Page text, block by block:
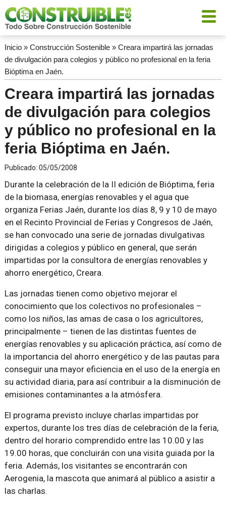
Inicio» Construcción Sostenible» Creara impartirá las jornadas
de divulgación para colegios y público no profesional en la feria
Bióptima en Jaén.
Creara impartirá las jornadas
de divulgación para colegios
y público no profesional en la
feria Bióptima en Jaén.
Publicado: 05/05/2008
Durante la celebración de la II edición de Bióptima, feria
de la biomasa, energías renovables y el agua que
organiza Ferias Jaén, durante los días 8, 9 y 10 de mayo
en el Recinto Provincial de Ferias y Congresos de Jaén,
se han convocado una serie de jornadas divulgativas
dirigidas a colegios y público en general, que serán
impartidas por la consultora de energías renovables y
ahorro energético, Creara.
Las jornadas tienen como objetivo mejorar el
conocimiento que los colectivos no profesionales –
como los niños, las amas de casa o los agricultores,
principalmente – tienen de las distintas fuentes de
energías renovables y su aplicación práctica, así como de
la importancia del ahorro energético y de las pautas para
conseguir una mayor eficiencia en el uso de la energía en
su actividad diaria, para así contribuir a la disminución de
emisiones contaminantes a la atmósfera.
El programa previsto incluye charlas impartidas por
expertos, durante los tres días de celebración de la feria,
dentro del horario comprendido entre las 10.00 y las
19.00 horas, que concluirán con una visita guiada por la
feria. Además, los visitantes se encontrarán con
Aerogenia, la mascota que animará al público a asistir a
las charlas.